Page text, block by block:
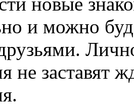
и можно
не заставят